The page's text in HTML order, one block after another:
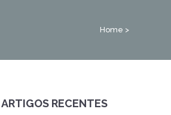
Home >
ARTIGOS RECENTES